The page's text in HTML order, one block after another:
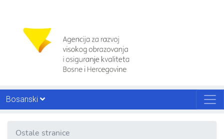
Bosanski
Ostale stranice